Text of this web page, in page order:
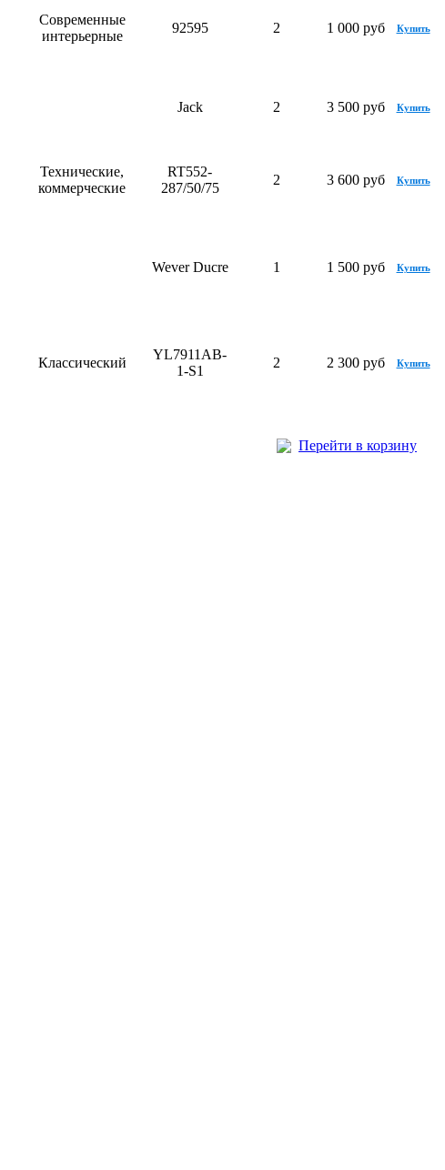
Современные
интерьерные
92595 2 1 000 руб Купить
Jack 2 3 500 руб Купить
Технические,
коммерческие
RT552-
287/50/75
2 3 600 руб Купить
Wever Ducre 1 1 500 руб Купить
Классический
YL7911AB-
1-S1
2 2 300 руб Купить
Перейти в корзину